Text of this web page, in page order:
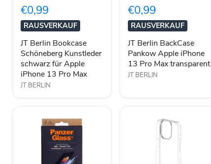
Kunstleder
schwarz
für
Apple
iPhone
13
Pro
Max
€0,99
RAUSVERKAUF
JT Berlin Bookcase
Schöneberg Kunstleder
schwarz für Apple
iPhone 13 Pro Max
JT BERLIN
Apple
iPhone
13
Pro
Max
transparent
€0,99
RAUSVERKAUF
JT Berlin BackCase
Pankow Apple iPhone
13 Pro Max transparent
JT BERLIN